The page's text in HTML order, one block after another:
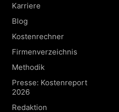
Karriere
Blog
Kostenrechner
Firmenverzeichnis
Methodik
Presse: Kostenreport
2026
Redaktion